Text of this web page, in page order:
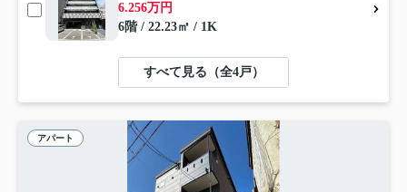
6.256万円
6階 / 22.23㎡ / 1K
すべて見る（全4戸）
アパート